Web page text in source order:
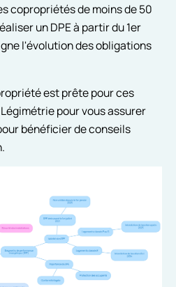
copropriétés de moins de 50
un DPE à partir du 1er
l'évolution des obligations
est prête pour ces
pour vous assurer
bénéficier de conseils